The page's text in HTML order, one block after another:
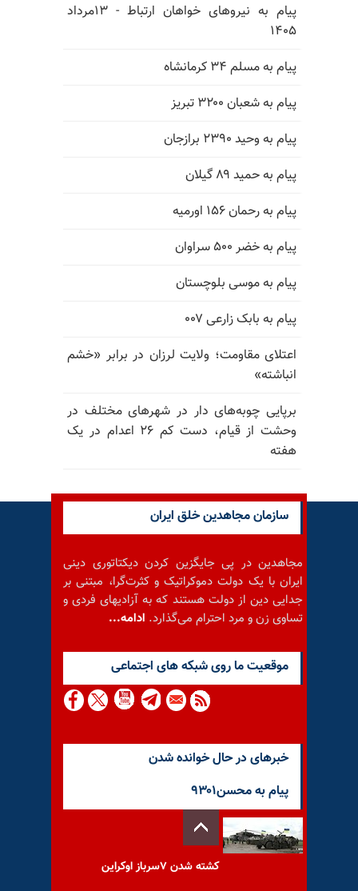
پیام به نیروهای خواهان ارتباط - ۱۳مرداد
۱۴۰۵
پیام به مسلم ۳۴ کرمانشاه
پیام به شعبان ۳۲۰۰ تبریز
پیام به وحید ۲۳۹۰ برازجان
پیام به حمید ۸۹ گیلان
پیام به رحمان ۱۵۶ اورمیه
پیام به خضر ۵۰۰ سراوان
پیام به موسی بلوچستان
پیام به بابک زارعی ۰۰۷
اعتلای مقاومت؛ ولایت لرزان در برابر «خشم
انباشته»
برپایی چوبه‌های دار در شهرهای مختلف در
وحشت از قیام، دست کم ۲۶ اعدام در یک
هفته
سازمان مجاهدین خلق ایران
مجاهدین در پی جایگزین کردن دیکتاتوری دینی
ایران با یک دولت دموکراتیک و کثرت‌گرا، مبتنی بر
جدایی دین از دولت هستند که به آزادیهای فردی و
تساوی زن و مرد احترام می‌گذارد. ادامه...
موقعيت ما روى شبكه هاى اجتماعى
خبرهای در حال خوانده شدن
پیام به محسن۹۳۰۱
کشته شدن ۷سرباز اوکراین